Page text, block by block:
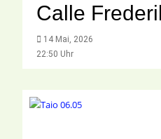
Calle
14 Mai, 2026
22:50 Uhr